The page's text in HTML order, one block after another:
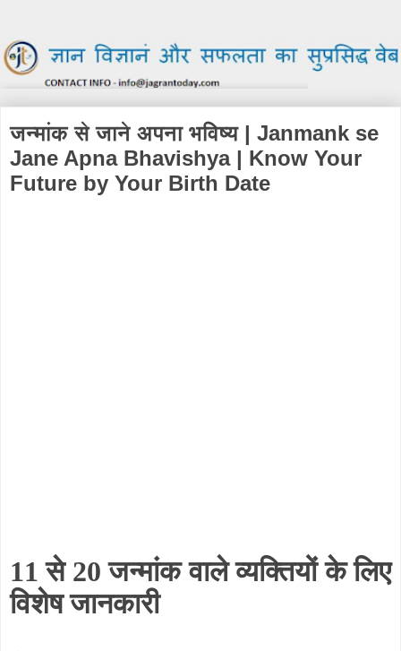
जन्मांक से जाने अपना भविष्य | Janmank se
Jane Apna Bhavishya | Know Your
Future by Your Birth Date
11 से 20 जन्मांक वाले व्यक्तियों के लिए
विशेष जानकारी